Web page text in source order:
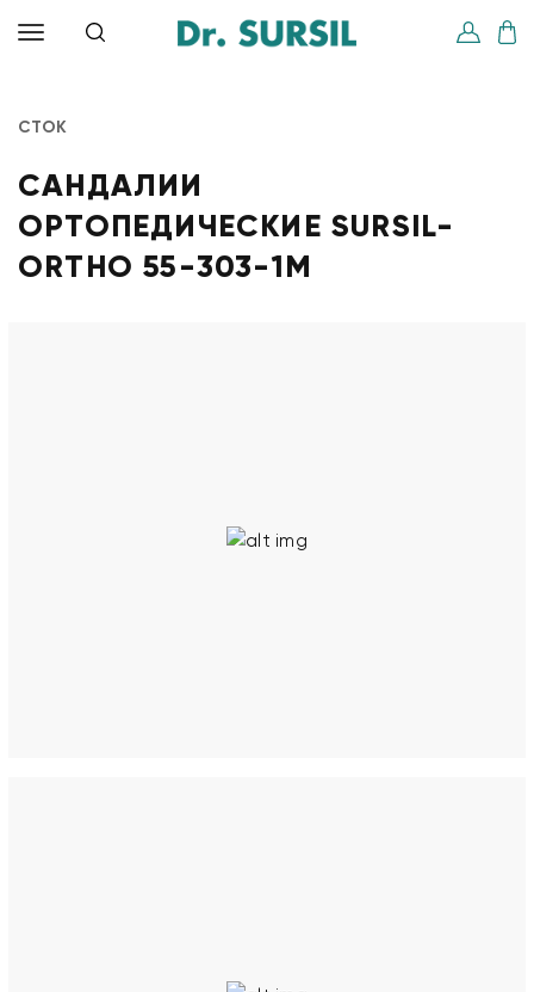
СТОК
САНДАЛИИ
ОРТОПЕДИЧЕСКИЕ SURSIL-
ORTHO 55-303-1M